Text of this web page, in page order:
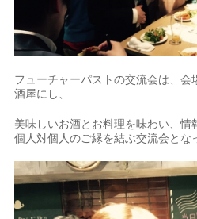
フューチャーパストの交流会は、
酒屋にし、
美味しいお酒とお料理を味わい、
個人対個人のご縁を結ぶ交流会とな